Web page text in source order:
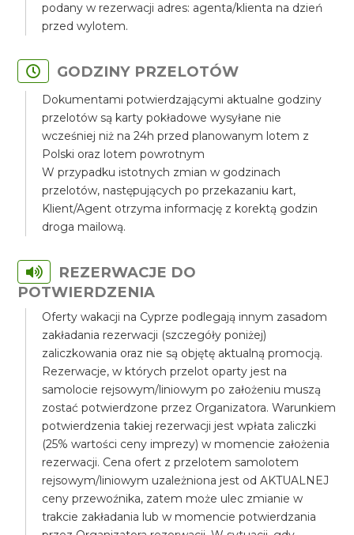
podany w rezerwacji adres: agenta/klienta na dzień
przed wylotem.
GODZINY PRZELOTÓW
Dokumentami potwierdzającymi aktualne godziny
przelotów są karty pokładowe wysyłane nie
wcześniej niż na 24h przed planowanym lotem z
Polski oraz lotem powrotnym
W przypadku istotnych zmian w godzinach
przelotów, następujących po przekazaniu kart,
Klient/Agent otrzyma informację z korektą godzin
droga mailową.
REZERWACJE DO
POTWIERDZENIA
Oferty wakacji na Cyprze podlegają innym zasadom
zakładania rezerwacji (szczegóły poniżej)
zaliczkowania oraz nie są objętę aktualną promocją.
Rezerwacje, w których przelot oparty jest na
samolocie rejsowym/liniowym po założeniu muszą
zostać potwierdzone przez Organizatora. Warunkiem
potwierdzenia takiej rezerwacji jest wpłata zaliczki
(25% wartości ceny imprezy) w momencie założenia
rezerwacji. Cena ofert z przelotem samolotem
rejsowym/liniowym uzależniona jest od AKTUALNEJ
ceny przewoźnika, zatem może ulec zmianie w
trakcie zakładania lub w momencie potwierdzania